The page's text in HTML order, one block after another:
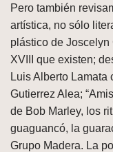
Pero también
artística, no sólo
plástico de
XVIII que existen;
Luis Alberto Lamata
Gutierrez Alea;
de Bob Marley, los
guaguancó, la
Grupo Madera. La